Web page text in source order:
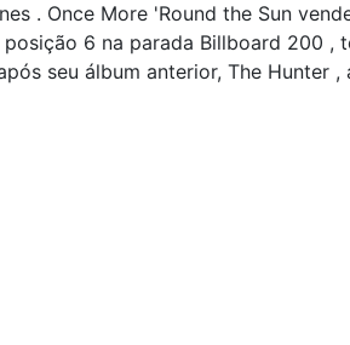
. Once More 'Round the Sun
6 na parada Billboard 200
seu álbum anterior, The Hunter